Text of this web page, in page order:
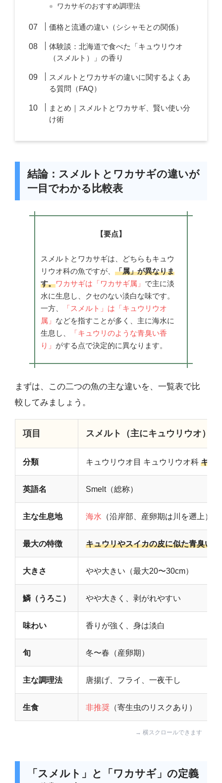
ワカサギのおすすめ調理法
価格と流通の違い（シシャモとの関係）
体験談：北海道で食べた「キュウリウオ
（スメルト）」の香り
スメルトとワカサギの違いに関するよくあ
る質問（FAQ）
まとめ｜スメルトとワカサギ、賢い使い分
け術
結論：スメルトとワカサギの違いが
一目でわかる比較表
【要点】
スメルトとワカサギは、どちらもキュウ
リウオ科の魚ですが、 「属」が異なりま
す。ワカサギは「ワカサギ属」 で主に淡
水に生息し、クセのない淡白な味です。
一方、
「スメルト」は「キュウリウオ
属」 などを指すことが多く、主に海水に
生息し、
「キュウリのような青臭い香
り」 がする点で決定的に異なります。
まずは、この二つの魚の主な違いを、一覧表で比
較してみましょう。
項目 スメルト（主にキュウリウオ）
分類 キュウリウオ目 キュウリウオ科 キュ
英語名 Smelt（総称）
主な生息地 海水 （沿岸部、産卵期は川を遡上）
最大の特徴 キュウリやスイカの皮に似た青臭い香
大きさ やや大きい（最大20〜30cm）
鱗（うろこ） やや大きく、剥がれやすい
味わい 香りが強く、身は淡白
旬 冬〜春（産卵期）
主な調理法 唐揚げ、フライ、一夜干し
生食 非推奨 （寄生虫のリスクあり）
「スメルト」と「ワカサギ」の定義